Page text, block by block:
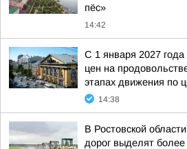
пёс»
14:42
С 1 января 2027 года
цен на
этапах движения по
14:38
В Ростовской
дорог выделят